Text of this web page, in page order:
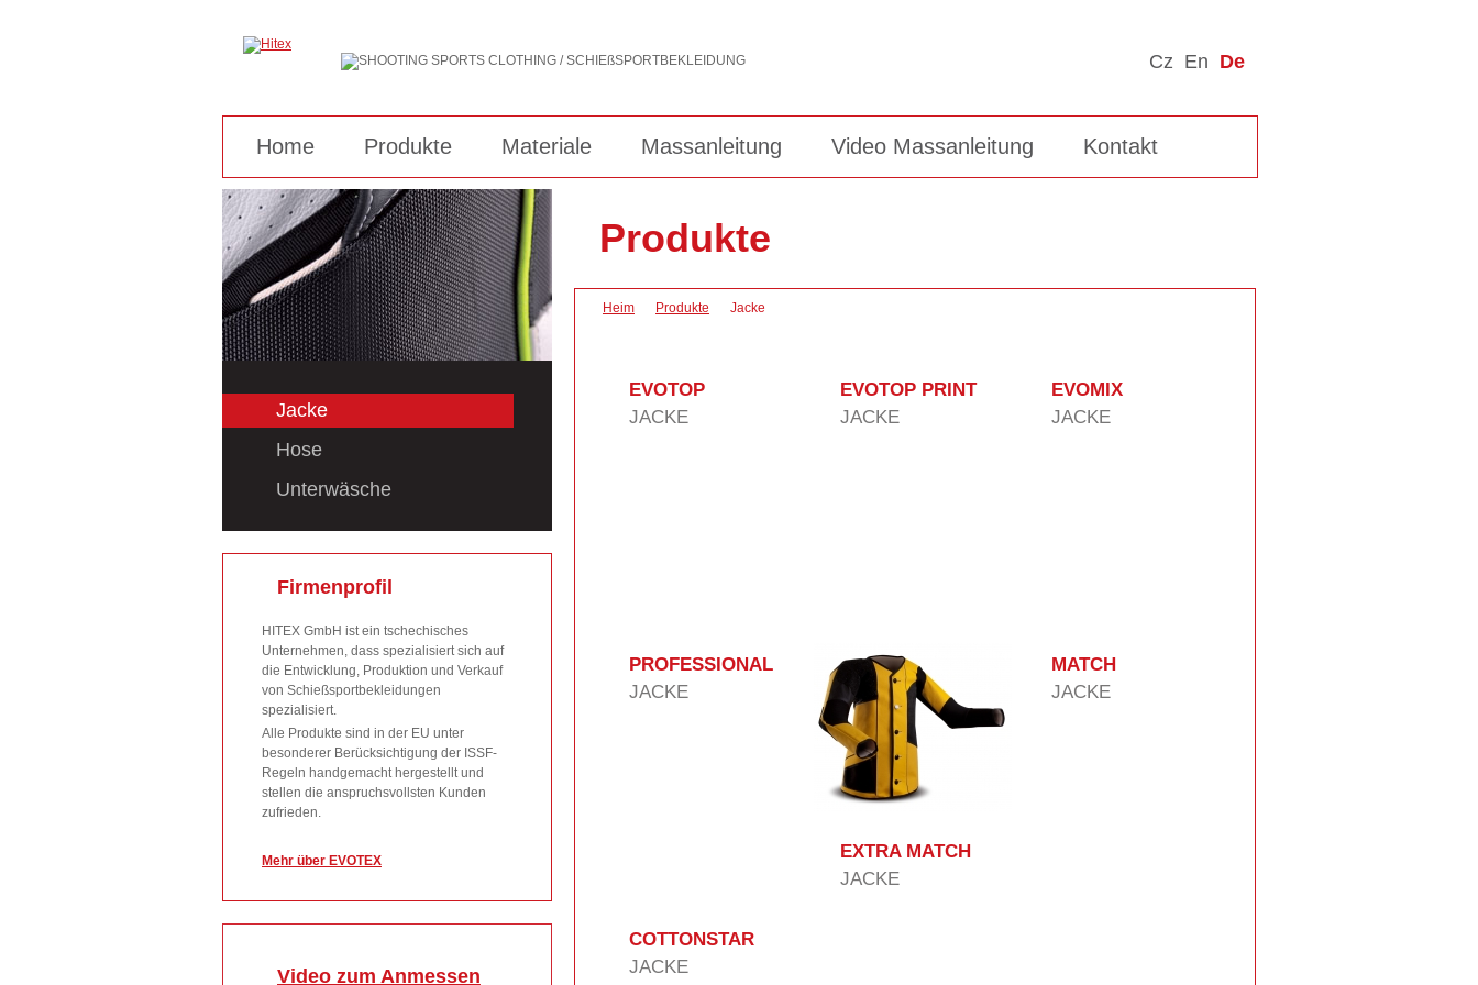
Cz En De
Home Produkte Materiale Massanleitung Video Massanleitung Kontakt
Jacke
Hose
Unterwäsche
Firmenprofil
HITEX GmbH ist ein tschechisches
Unternehmen, dass spezialisiert sich auf
die Entwicklung, Produktion und Verkauf
von Schießsportbekleidungen
spezialisiert.
Alle Produkte sind in der EU unter
besonderer Berücksichtigung der ISSF-
Regeln handgemacht hergestellt und
stellen die anspruchsvollsten Kunden
zufrieden.
Mehr über EVOTEX
Video zum Anmessen
Produkte
Heim Produkte Jacke
EVOTOP
JACKE
EVOTOP PRINT
JACKE
EVOMIX
JACKE
PROFESSIONAL
JACKE
EXTRA MATCH
JACKE
MATCH
JACKE
COTTONSTAR
JACKE